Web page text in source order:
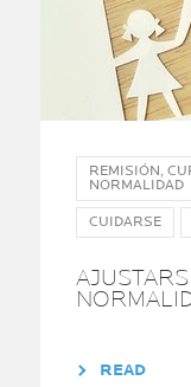
REMISIÓN,
NORMALIDAD
CUIDARSE
READ